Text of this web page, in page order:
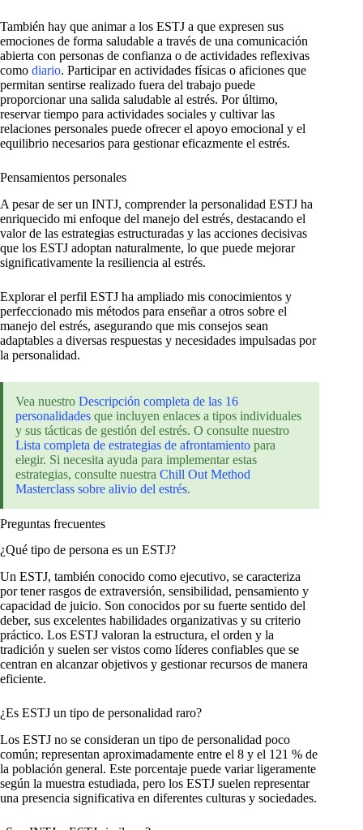
También hay que animar a los ESTJ a que expresen sus
emociones de forma saludable a través de una comunicación
abierta con personas de confianza o de actividades reflexivas
como diario. Participar en actividades físicas o aficiones que
permitan sentirse realizado fuera del trabajo puede
proporcionar una salida saludable al estrés. Por último,
reservar tiempo para actividades sociales y cultivar las
relaciones personales puede ofrecer el apoyo emocional y el
equilibrio necesarios para gestionar eficazmente el estrés.
Pensamientos personales
A pesar de ser un INTJ, comprender la personalidad ESTJ ha
enriquecido mi enfoque del manejo del estrés, destacando el
valor de las estrategias estructuradas y las acciones decisivas
que los ESTJ adoptan naturalmente, lo que puede mejorar
significativamente la resiliencia al estrés.
Explorar el perfil ESTJ ha ampliado mis conocimientos y
perfeccionado mis métodos para enseñar a otros sobre el
manejo del estrés, asegurando que mis consejos sean
adaptables a diversas respuestas y necesidades impulsadas por
la personalidad.
Vea nuestro Descripción completa de las 16
personalidades que incluyen enlaces a tipos individuales
y sus tácticas de gestión del estrés. O consulte nuestro
Lista completa de estrategias de afrontamiento para
elegir. Si necesita ayuda para implementar estas
estrategias, consulte nuestra Chill Out Method
Masterclass sobre alivio del estrés.
Preguntas frecuentes
¿Qué tipo de persona es un ESTJ?
Un ESTJ, también conocido como ejecutivo, se caracteriza
por tener rasgos de extraversión, sensibilidad, pensamiento y
capacidad de juicio. Son conocidos por su fuerte sentido del
deber, sus excelentes habilidades organizativas y su criterio
práctico. Los ESTJ valoran la estructura, el orden y la
tradición y suelen ser vistos como líderes confiables que se
centran en alcanzar objetivos y gestionar recursos de manera
eficiente.
¿Es ESTJ un tipo de personalidad raro?
Los ESTJ no se consideran un tipo de personalidad poco
común; representan aproximadamente entre el 8 y el 121 % de
la población general. Este porcentaje puede variar ligeramente
según la muestra estudiada, pero los ESTJ suelen representar
una presencia significativa en diferentes culturas y sociedades.